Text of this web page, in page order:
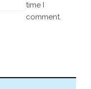
time I
comment.